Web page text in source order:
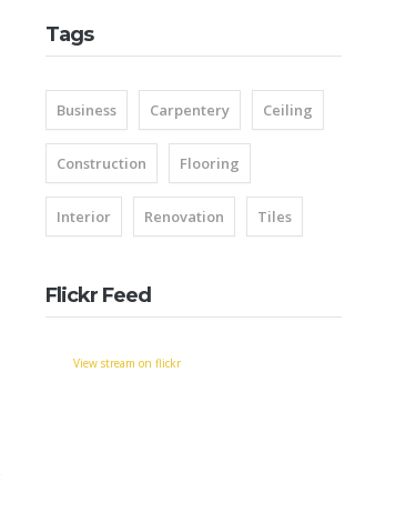
Tags
Business Carpentery Ceiling
Construction Flooring
Interior Renovation Tiles
Flickr Feed
View stream on flickr